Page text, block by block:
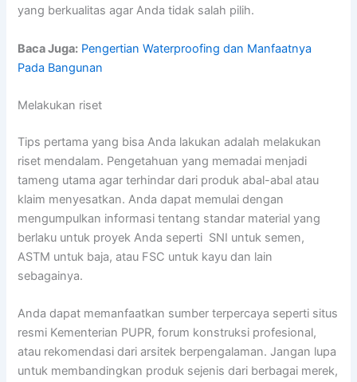
yang berkualitas agar Anda tidak salah pilih.
Baca Juga: Pengertian Waterproofing dan Manfaatnya
Pada Bangunan
Melakukan riset
Tips pertama yang bisa Anda lakukan adalah melakukan
riset mendalam. Pengetahuan yang memadai menjadi
tameng utama agar terhindar dari produk abal-abal atau
klaim menyesatkan. Anda dapat memulai dengan
mengumpulkan informasi tentang standar material yang
berlaku untuk proyek Anda seperti SNI untuk semen,
ASTM untuk baja, atau FSC untuk kayu dan lain
sebagainya.
Anda dapat memanfaatkan sumber terpercaya seperti situs
resmi Kementerian PUPR, forum konstruksi profesional,
atau rekomendasi dari arsitek berpengalaman. Jangan lupa
untuk membandingkan produk sejenis dari berbagai merek,